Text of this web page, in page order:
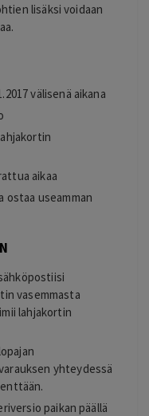
lisäksi voidaan
välisenä aikana
aikaa
ostaa useamman
vasemmasta
lahjakortin
yhteydessä
paikan päällä